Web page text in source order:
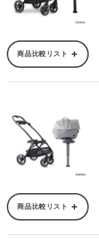
商品比較リスト
商品比較リスト